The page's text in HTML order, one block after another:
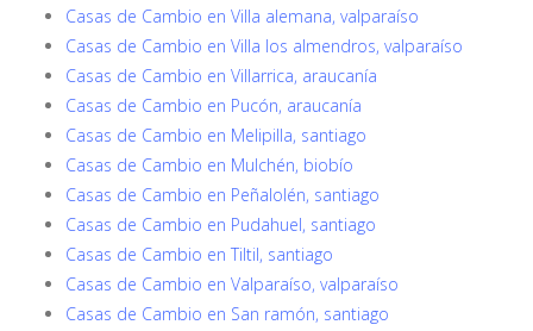
Casas de Cambio en Villa alemana, valparaíso
Casas de Cambio en Villa los almendros, valparaíso
Casas de Cambio en Villarrica, araucanía
Casas de Cambio en Pucón, araucanía
Casas de Cambio en Melipilla, santiago
Casas de Cambio en Mulchén, biobío
Casas de Cambio en Peñalolén, santiago
Casas de Cambio en Pudahuel, santiago
Casas de Cambio en Tiltil, santiago
Casas de Cambio en Valparaíso, valparaíso
Casas de Cambio en San ramón, santiago